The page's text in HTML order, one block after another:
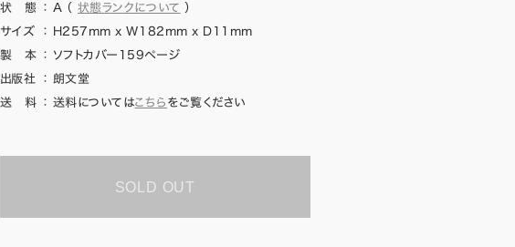
状 態
： A （ 状態ランクについて ）
サイズ
：
H257mm x W182mm x D11mm
製 本
：
ソフトカバー159ページ
出版社
：
朗文堂
送 料
： 送料についてはこちら をご覧ください
SOLD OUT